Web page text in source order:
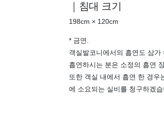
｜침대 크기
198cm × 120cm
* 금연.
객실발코니에서의 흡연도 삼가
흡연하시는 분은 소정의 흡연
또한 객실 내에서 흡연 한 경우
에 소요되는 실비를 청구하겠습